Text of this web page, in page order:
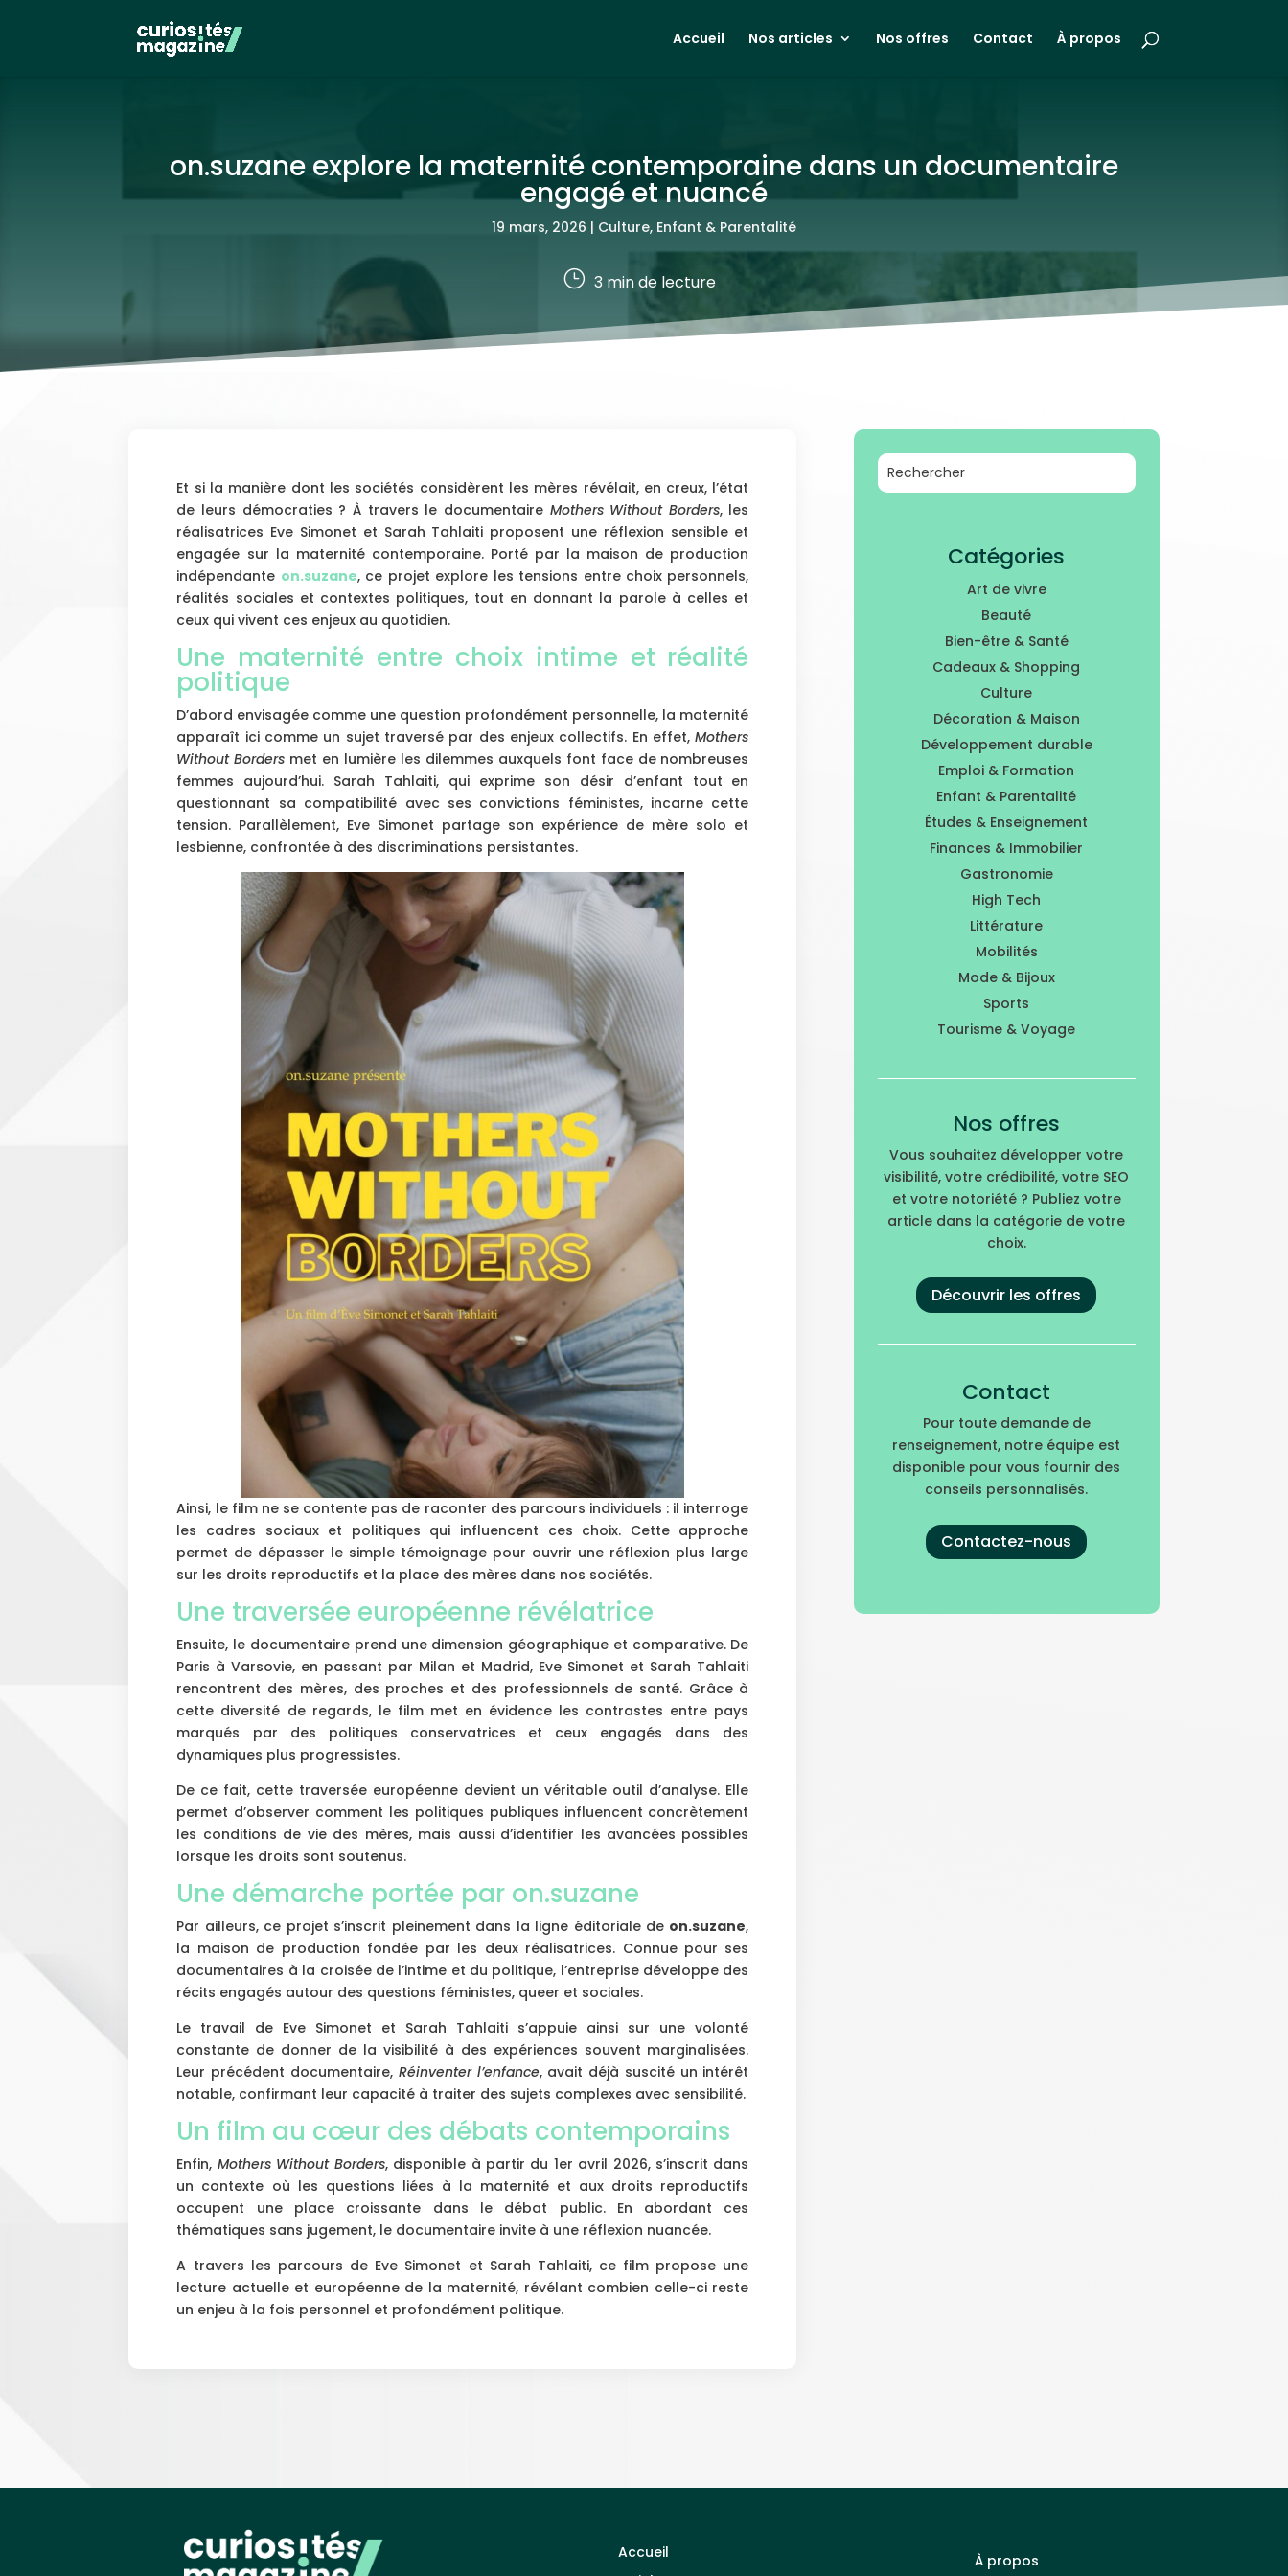
Accueil Nos articles Nos offres Contact À propos
on.suzane explore la maternité contemporaine dans un documentaire
engagé et nuancé
19 mars, 2026 | Culture, Enfant & Parentalité
} 3 min de lecture
Et si la manière dont les sociétés considèrent les mères révélait, en creux, l’état
de leurs démocraties ? À travers le documentaire Mothers Without Borders, les
réalisatrices Eve Simonet et Sarah Tahlaiti proposent une réflexion sensible et
engagée sur la maternité contemporaine. Porté par la maison de production
indépendante on.suzane, ce projet explore les tensions entre choix personnels,
réalités sociales et contextes politiques, tout en donnant la parole à celles et
ceux qui vivent ces enjeux au quotidien.
Une maternité entre choix intime et réalité
politique
D’abord envisagée comme une question profondément personnelle, la maternité
apparaît ici comme un sujet traversé par des enjeux collectifs. En effet,Mothers
Without Borders met en lumière les dilemmes auxquels font face de nombreuses
femmes aujourd’hui. Sarah Tahlaiti, qui exprime son désir d’enfant tout en
questionnant sa compatibilité avec ses convictions féministes, incarne cette
tension. Parallèlement, Eve Simonet partage son expérience de mère solo et
lesbienne, confrontée à des discriminations persistantes.
Ainsi, le film ne se contente pas de raconter des parcours individuels : il interroge
les cadres sociaux et politiques qui influencent ces choix. Cette approche
permet de dépasser le simple témoignage pour ouvrir une réflexion plus large
sur les droits reproductifs et la place des mères dans nos sociétés.
Une traversée européenne révélatrice
Ensuite, le documentaire prend une dimension géographique et comparative. De
Paris à Varsovie, en passant par Milan et Madrid, Eve Simonet et Sarah Tahlaiti
rencontrent des mères, des proches et des professionnels de santé. Grâce à
cette diversité de regards, le film met en évidence les contrastes entre pays
marqués par des politiques conservatrices et ceux engagés dans des
dynamiques plus progressistes.
De ce fait, cette traversée européenne devient un véritable outil d’analyse. Elle
permet d’observer comment les politiques publiques influencent concrètement
les conditions de vie des mères, mais aussi d’identifier les avancées possibles
lorsque les droits sont soutenus.
Une démarche portée par on.suzane
Par ailleurs, ce projet s’inscrit pleinement dans la ligne éditoriale de on.suzane,
la maison de production fondée par les deux réalisatrices. Connue pour ses
documentaires à la croisée de l’intime et du politique, l’entreprise développe des
récits engagés autour des questions féministes, queer et sociales.
Le travail de Eve Simonet et Sarah Tahlaiti s’appuie ainsi sur une volonté
constante de donner de la visibilité à des expériences souvent marginalisées.
Leur précédent documentaire, Réinventer l’enfance, avait déjà suscité un intérêt
notable, confirmant leur capacité à traiter des sujets complexes avec sensibilité.
Un film au cœur des débats contemporains
Enfin, Mothers Without Borders, disponible à partir du 1er avril 2026, s’inscrit dans
un contexte où les questions liées à la maternité et aux droits reproductifs
occupent une place croissante dans le débat public. En abordant ces
thématiques sans jugement, le documentaire invite à une réflexion nuancée.
A travers les parcours de Eve Simonet et Sarah Tahlaiti, ce film propose une
lecture actuelle et européenne de la maternité, révélant combien celle-ci reste
un enjeu à la fois personnel et profondément politique.
Catégories
Art de vivre
Beauté
Bien-être & Santé
Cadeaux & Shopping
Culture
Décoration & Maison
Développement durable
Emploi & Formation
Enfant & Parentalité
Études & Enseignement
Finances & Immobilier
Gastronomie
High Tech
Littérature
Mobilités
Mode & Bijoux
Sports
Tourisme & Voyage
Nos offres
Vous souhaitez développer votre
visibilité, votre crédibilité, votre SEO
et votre notoriété ? Publiez votre
article dans la catégorie de votre
choix.
Découvrir les offres
Contact
Pour toute demande de
renseignement, notre équipe est
disponible pour vous fournir des
conseils personnalisés.
Contactez-nous
Accueil
À propos